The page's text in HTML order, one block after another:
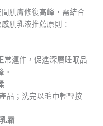
肌膚修復高峰，需結合
肌乳液推薦原則：
常運作，促進深層睡眠品
。
品；洗完以毛巾輕輕按
霜